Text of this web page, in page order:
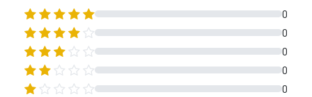
0
0
0
0
0